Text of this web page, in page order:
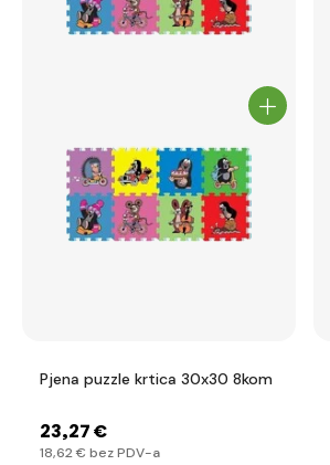
Pjena puzzle krtica 30x30 8kom
23,27 €
18,62 € bez PDV-a